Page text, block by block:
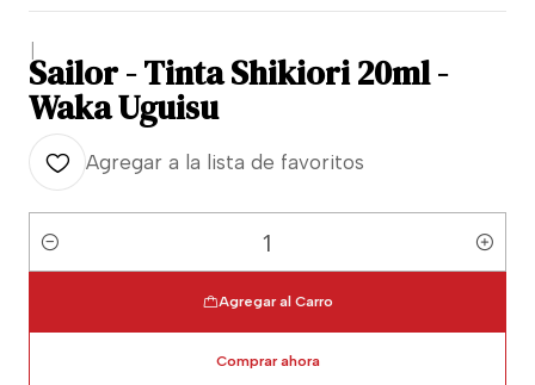
|
Sailor - Tinta Shikiori 20ml -
Waka Uguisu
Agregar a la lista de favoritos
Cantidad
Agregar al Carro
Comprar ahora